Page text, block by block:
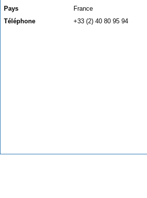
Pays
France
Téléphone
+33 (2) 40 80 95 94